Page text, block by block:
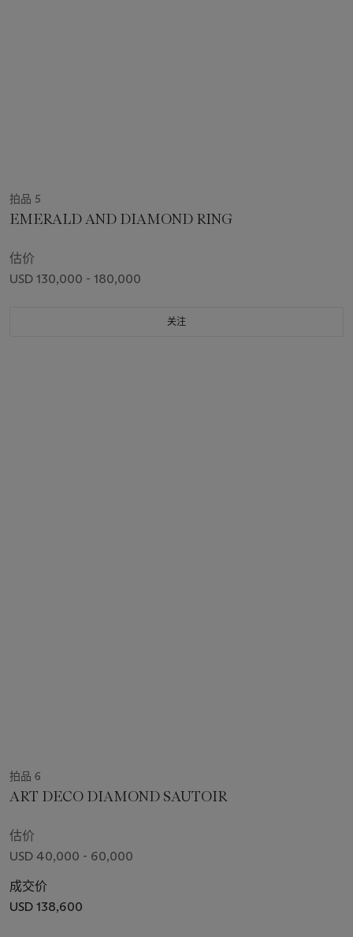
拍品 5
EMERALD AND DIAMOND RING
估价
USD 130,000 - 180,000
关注
拍品 6
ART DECO DIAMOND SAUTOIR
估价
USD 40,000 - 60,000
成交价
USD 138,600